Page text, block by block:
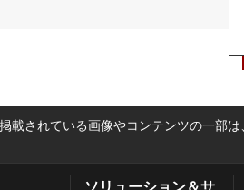
つでもお客様のご質問にお答えし、
提供いたします。品質、信頼性、
心してご利用いただけます。
載されている画像やコンテンツの一部